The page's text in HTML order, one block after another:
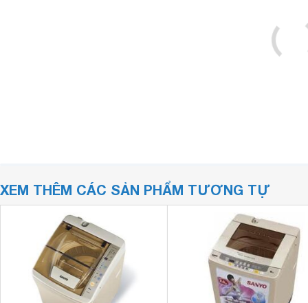
XEM THÊM CÁC SẢN PHẨM TƯƠNG TỰ